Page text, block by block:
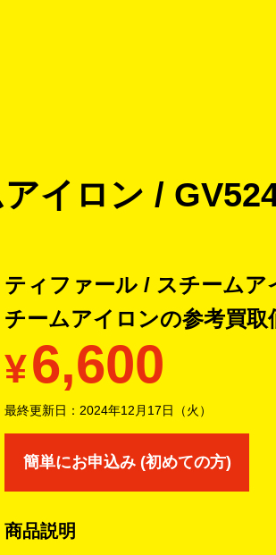
イロン /
ティファール / スチームア
チームアイロンの参考買取
¥6,600
最終更新日： 2024年12月17日（火）
簡単にお申込み (初めての方)
商品説明